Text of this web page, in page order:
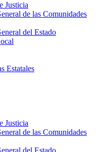
Justicia
de las Comunidades
del Estado
Estatales
Justicia
de las Comunidades